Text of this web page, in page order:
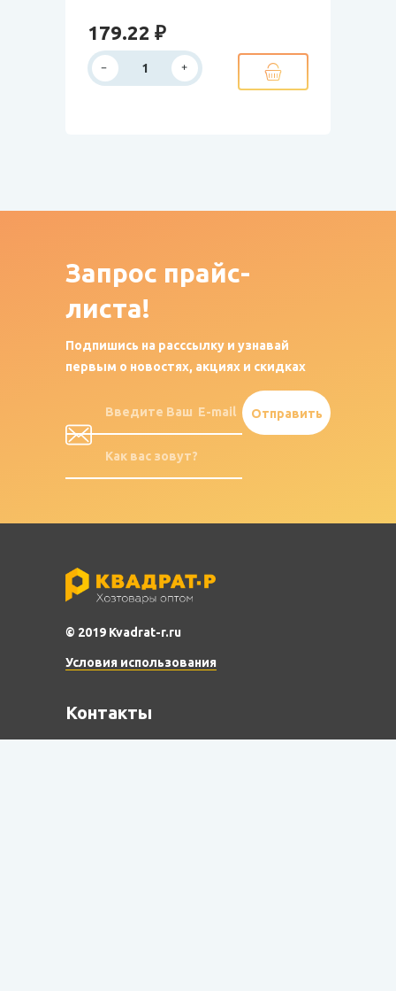
179.22 ₽
Запрос прайс-
листа!
Подпишись на расссылку и узнавай
первым о новостях, акциях и скидках
© 2019 Kvadrat-r.ru
Условия использования
Контакты